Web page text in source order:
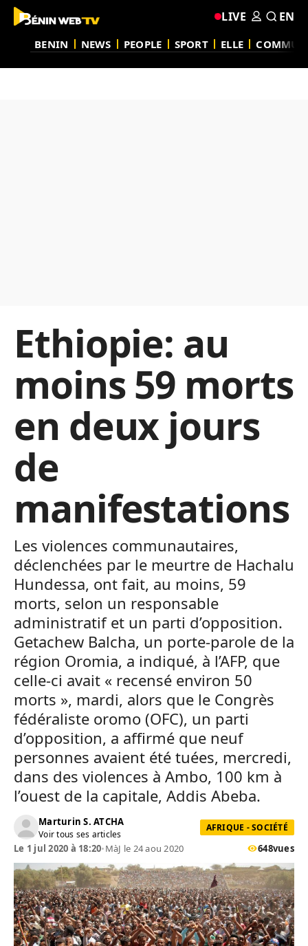
BENIN NEWS PEOPLE SPORT ELLE
LIVE EN
Ethiopie: au
moins 59 morts
en deux jours
de
manifestations
Les violences communautaires,
déclenchées par le meurtre de Hachalu
Hundessa, ont fait, au moins, 59
morts, selon un responsable
administratif et un parti d’opposition.
Getachew Balcha, un porte-parole de la
région Oromia, a indiqué, à l’AFP, que
celle-ci avait « recensé environ 50
morts », mardi, alors que le Congrès
fédéraliste oromo (OFC), un parti
d’opposition, a affirmé que neuf
personnes avaient été tuées, mercredi,
dans des violences à Ambo, 100 km à
l’ouest de la capitale, Addis Abeba.
Marturin S. ATCHA
Voir tous ses articles
AFRIQUE - SOCIÉTÉ
Le 1 jul 2020 à 18:20•MàJ le 24 aou 2020 648vues